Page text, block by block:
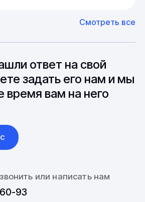
до 1 недели.
партнеров мы сможем
с документацией и
логистикой.
Смотреть все
ответ на свой
задать его нам и мы
вам на него
или написать нам
93